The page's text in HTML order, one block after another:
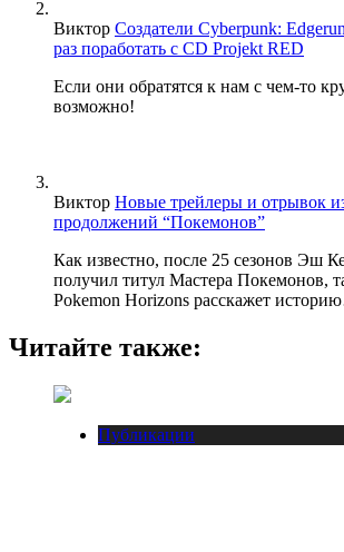
Виктор Создатели Cyberpunk:
раз поработать с CD Projekt RED
Если они обратятся к нам с чем-то
возможно!
Виктор Новые трейлеры и отрывок
продолжений “Покемонов”
Как известно, после 25 сезонов Эш
получил титул Мастера Покемонов,
Pokemon Horizons расскажет
Читайте также:
Публикации